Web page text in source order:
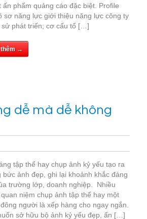
ấn phẩm quảng cáo đặc biệt. Profile
sơ năng lực giới thiệu năng lực công ty
sử phát triển; cơ cấu tổ […]
thêm →
dễ mà dễ không
tập thể hay chụp ảnh kỷ yếu tạo ra
bức ảnh đẹp, ghi lại khoảnh khắc đáng
trường lớp, doanh nghiệp. Nhiều
niệm chụp ảnh tập thể hay một
người là xếp hàng cho ngay ngắn.
sở hữu bộ ảnh kỷ yếu đẹp, ấn […]